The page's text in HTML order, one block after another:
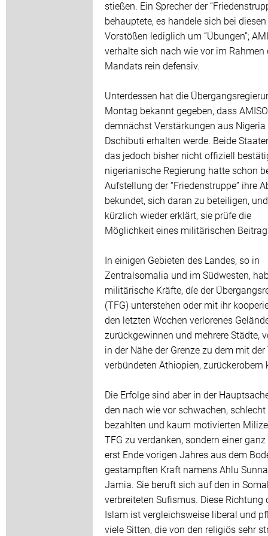
stießen. Ein Sprecher der
behauptete, es handele sich bei diesen
Vorstößen lediglich um “Übungen”;
verhalte sich nach wie vor im Rahmen
Mandats rein defensiv.
Unterdessen hat die
Montag bekannt gegeben, dass
demnächst Verstärkungen aus
Dschibuti erhalten werde. Beide
das jedoch bisher nicht offiziell
nigerianische Regierung hatte schon
Aufstellung der “Friedenstruppe” ihre
bekundet, sich daran zu beteiligen,
kürzlich wieder erklärt, sie prüfe die
Möglichkeit eines militärischen
In einigen Gebieten des Landes, so in
Zentralsomalia und im Südwesten,
militärische Kräfte, díe der
(TFG) unterstehen oder mit ihr
den letzten Wochen verlorenes
zurückgewinnen und mehrere Städte,
in der Nähe der Grenze zu dem mit der
verbündeten Äthiopien, zurückerobern
Die Erfolge sind aber in der
den nach wie vor schwachen, schlecht
bezahlten und kaum motivierten
TFG zu verdanken, sondern einer ganz
erst Ende vorigen Jahres aus dem
gestampften Kraft namens Ahlu
Jamia. Sie beruft sich auf den in
verbreiteten Sufismus. Diese Richtung
Islam ist vergleichsweise liberal und
viele Sitten, die von den religiös sehr